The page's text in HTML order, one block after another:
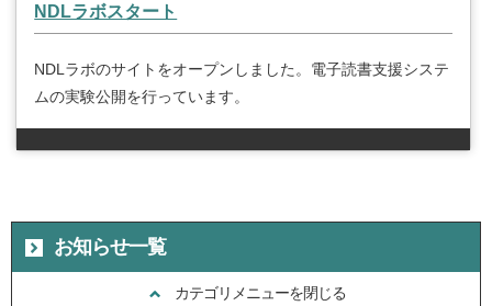
NDLラボスタート
NDLラボのサイトをオープンしました。電子読書支援システ
ムの実験公開を行っています。
お知らせ一覧
カテゴリメニューを閉じる